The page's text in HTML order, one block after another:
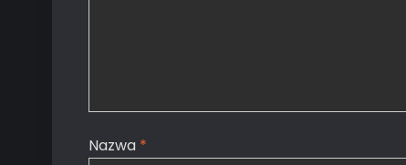
Nazwa *